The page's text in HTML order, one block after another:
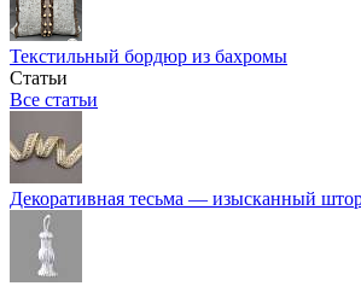
Текстильный бордюр из бахромы
Статьи
Все статьи
Декоративная тесьма — изысканный